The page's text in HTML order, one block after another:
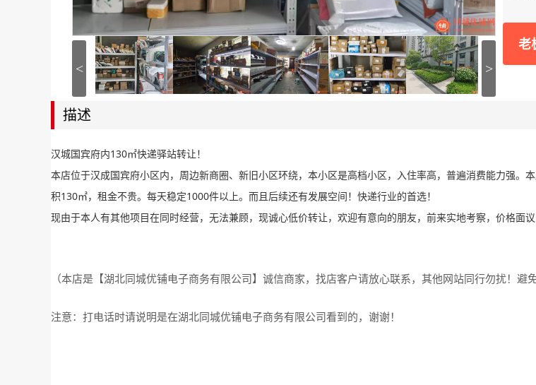
< >
老
描述
汉城国宾府内130㎡快递驿站转让！
本店位于汉成国宾府小区内，周边新商圈、新旧小区环绕，本小区是高档小区，入住率高，普遍消费能力强。
积130㎡，租金不贵。每天稳定1000件以上。而且后续还有发展空间！快递行业的首选！
现由于本人有其他项目在同时经营，无法兼顾，现诚心低价转让，欢迎有意向的朋友，前来实地考察，价格面议
（本店是【湖北同城优铺电子商务有限公司】诚信商家，找店客户请放心联系，其他网站同行勿扰！避
注意：打电话时请说明是在湖北同城优铺电子商务有限公司看到的，谢谢！